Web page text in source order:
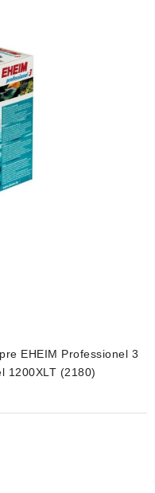
EHEIM Professionel 3
1200XLT (2180)